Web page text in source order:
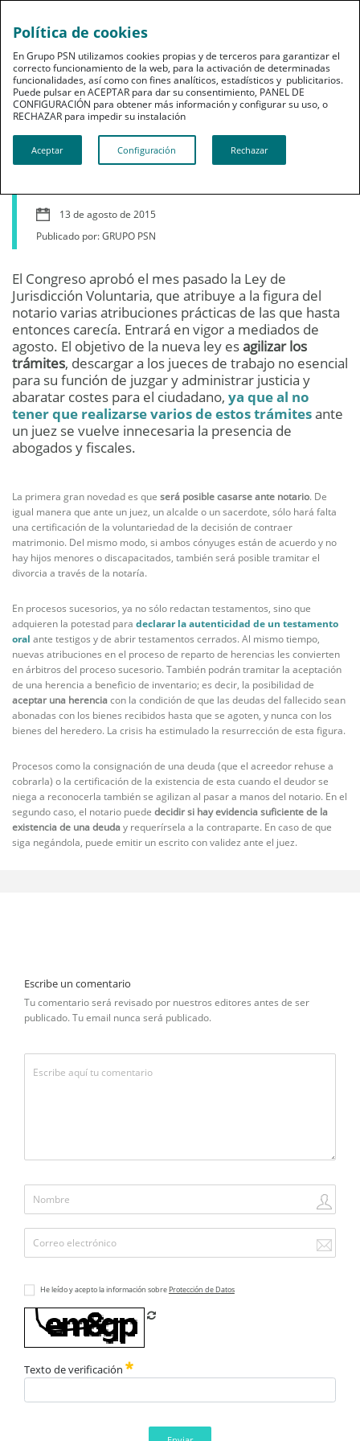
Ahorro
Casarse y reclamar
13 de agosto de 2015
Publicado por: GRUPO PSN
El Congreso aprobó el mes pasado la Ley de
Jurisdicción Voluntaria, que atribuye a la figura del
notario varias atribuciones prácticas de las que hasta
entonces carecía. Entrará en vigor a mediados de
agosto. El objetivo de la nueva ley esagilizar los
trámites, descargar a los jueces de trabajo no esencial
para su función de juzgar y administrar justicia y
abaratar costes para el ciudadano, ya que al no
tener que realizarse varios de estos trámitesante
un juez se vuelve innecesaria la presencia de
abogados y fiscales.
La primera gran novedad es que será posible casarse ante notario. De
igual manera que ante un juez, un alcalde o un sacerdote, sólo hará falta
una certificación de la voluntariedad de la decisión de contraer
matrimonio. Del mismo modo, si ambos cónyuges están de acuerdo y no
hay hijos menores o discapacitados, también será posible tramitar el
divorcia a través de la notaría.
En procesos sucesorios, ya no sólo redactan testamentos, sino que
adquieren la potestad para declarar la autenticidad de un testamento
oral ante testigos y de abrir testamentos cerrados. Al mismo tiempo,
nuevas atribuciones en el proceso de reparto de herencias les convierten
en árbitros del proceso sucesorio. También podrán tramitar la aceptación
de una herencia a beneficio de inventario; es decir, la posibilidad de
aceptar una herenciacon la condición de que las deudas del fallecido sean
abonadas con los bienes recibidos hasta que se agoten, y nunca con los
bienes del heredero. La crisis ha estimulado la resurrección de esta figura.
Procesos como la consignación de una deuda (que el acreedor rehuse a
cobrarla) o la certificación de la existencia de esta cuando el deudor se
niega a reconocerla también se agilizan al pasar a manos del notario. En el
segundo caso, el notario puede decidir si hay evidencia suficiente de la
existencia de una deuday requerírsela a la contraparte. En caso de que
siga negándola, puede emitir un escrito con validez ante el juez.
Escribe un comentario
Tu comentario será revisado por nuestros editores antes de ser
publicado. Tu email nunca será publicado.
He leído y acepto la información sobre Protección de Datos
Texto de verificación
Política de cookies
En Grupo PSN utilizamos cookies propias y de terceros para garantizar el
correcto funcionamiento de la web, para la activación de determinadas
funcionalidades, así como con fines analíticos, estadísticos y publicitarios.
Puede pulsar en ACEPTAR para dar su consentimiento, PANEL DE
CONFIGURACIÓN para obtener más información y configurar su uso, o
RECHAZAR para impedir su instalación​​​​​​​
Aceptar Configuración Rechazar